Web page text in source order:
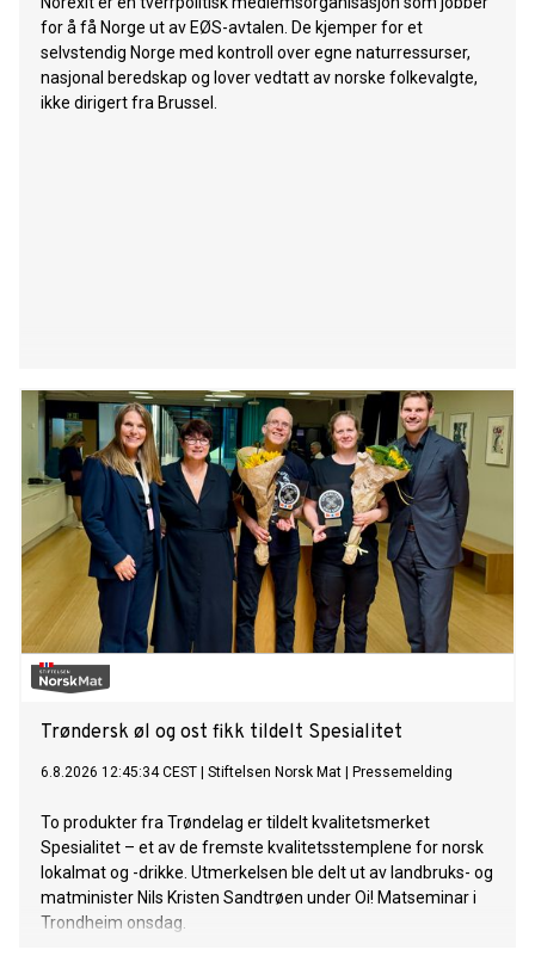
for å få Norge ut av EØS-avtalen. De kjemper for et
selvstendig Norge med kontroll over egne naturressurser,
nasjonal beredskap og lover vedtatt av norske folkevalgte,
ikke dirigert fra Brussel.
Trøndersk øl og ost fikk tildelt Spesialitet
6.8.2026 12:45:34 CEST Stiftelsen Norsk Mat Pressemelding
To produkter fra Trøndelag er tildelt kvalitetsmerket
Spesialitet – et av de fremste kvalitetsstemplene for norsk
lokalmat og -drikke. Utmerkelsen ble delt ut av landbruks- og
matminister Nils Kristen Sandtrøen under Oi! Matseminar i
Trondheim onsdag.